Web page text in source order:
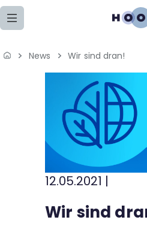
Zum
Home
Lernangebote
Podcasts
Meine Lernangebote
Veranstaltungen
News Wir sind dran!
12.05.2021 |
Wir sind